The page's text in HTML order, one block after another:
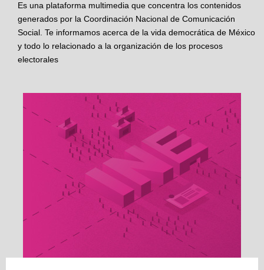
Es una plataforma multimedia que concentra los contenidos
generados por la Coordinación Nacional de Comunicación
Social. Te informamos acerca de la vida democrática de México
y todo lo relacionado a la organización de los procesos
electorales